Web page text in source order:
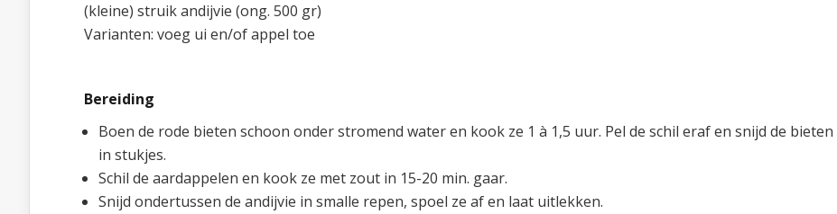
(kleine) struik andijvie (ong. 500 gr)
Varianten: voeg ui en/of appel toe
Bereiding
Boen de rode bieten schoon onder stromend water en kook ze 1 à 1,5 uur. Pel de schil eraf en snijd de bieten
in stukjes.
Schil de aardappelen en kook ze met zout in 15-20 min. gaar.
Snijd ondertussen de andijvie in smalle repen, spoel ze af en laat uitlekken.